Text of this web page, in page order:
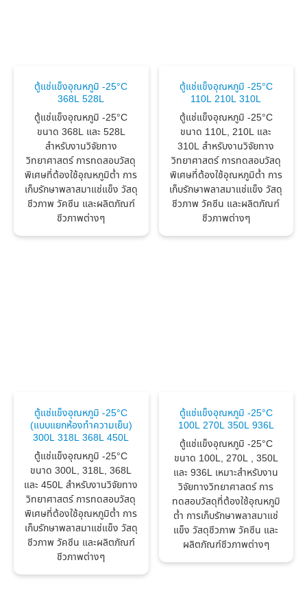
ตู้แช่แข็งอุณหภูมิ -25°C
368L 528L
ตู้แช่แข็งอุณหภูมิ -25°C
ขนาด 368L และ 528L
สำหรับงานวิจัยทาง
วิทยาศาสตร์ การทดสอบวัสดุ
พิเศษที่ต้องใช้อุณหภูมิต่ำ การ
เก็บรักษาพลาสมาแช่แข็ง วัสดุ
ชีวภาพ วัคซีน และผลิตภัณฑ์
ชีวภาพต่างๆ
ตู้แช่แข็งอุณหภูมิ -25°C
110L 210L 310L
ตู้แช่แข็งอุณหภูมิ -25°C
ขนาด 110L, 210L และ
310L สำหรับงานวิจัยทาง
วิทยาศาสตร์ การทดสอบวัสดุ
พิเศษที่ต้องใช้อุณหภูมิต่ำ การ
เก็บรักษาพลาสมาแช่แข็ง วัสดุ
ชีวภาพ วัคซีน และผลิตภัณฑ์
ชีวภาพต่างๆ
ตู้แช่แข็งอุณหภูมิ -25°C
(แบบแยกห้องทำความเย็น)
300L 318L 368L 450L
ตู้แช่แข็งอุณหภูมิ -25°C
ขนาด 300L, 318L, 368L
และ 450L สำหรับงานวิจัยทาง
วิทยาศาสตร์ การทดสอบวัสดุ
พิเศษที่ต้องใช้อุณหภูมิต่ำ การ
เก็บรักษาพลาสมาแช่แข็ง วัสดุ
ชีวภาพ วัคซีน และผลิตภัณฑ์
ชีวภาพต่างๆ
ตู้แช่แข็งอุณหภูมิ -25°C
100L 270L 350L 936L
ตู้แช่แข็งอุณหภูมิ -25°C
ขนาด 100L, 270L , 350L
และ 936L เหมาะสำหรับงาน
วิจัยทางวิทยาศาสตร์ การ
ทดสอบวัสดุที่ต้องใช้อุณหภูมิ
ต่ำ การเก็บรักษาพลาสมาแช่
แข็ง วัสดุชีวภาพ วัคซีน และ
ผลิตภัณฑ์ชีวภาพต่างๆ